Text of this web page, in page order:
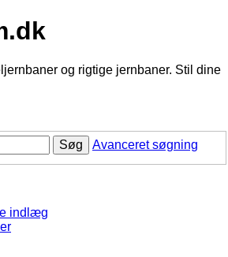
og rigtige jernbaner. Stil dine
Søg Avanceret søgning
indlæg